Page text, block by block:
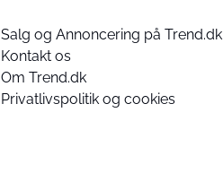
Salg og Annoncering på Trend.dk
Kontakt os
Om Trend.dk
Privatlivspolitik og cookies